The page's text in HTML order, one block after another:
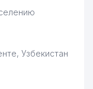
Узбекистан